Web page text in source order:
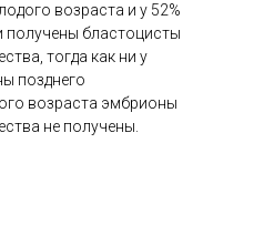
возраста и у 52%
получены бластоцисты
тогда как ни у
позднего
возраста эмбрионы
не получены.